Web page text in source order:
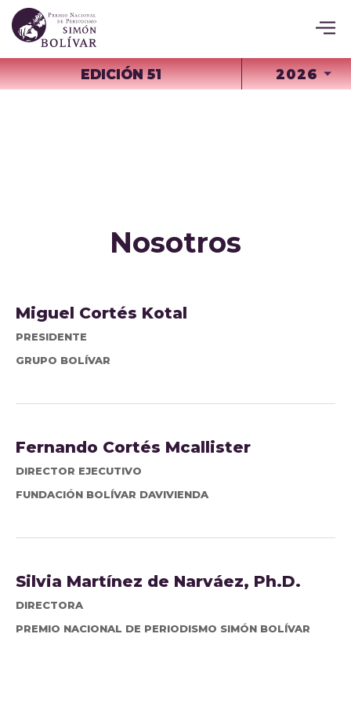
EDICIÓN 51 2026
Nosotros
Miguel Cortés Kotal
PRESIDENTE
GRUPO BOLÍVAR
Fernando Cortés Mcallister
DIRECTOR EJECUTIVO
FUNDACIÓN BOLÍVAR DAVIVIENDA
Silvia Martínez de Narváez, Ph.D.
DIRECTORA
PREMIO NACIONAL DE PERIODISMO SIMÓN BOLÍVAR